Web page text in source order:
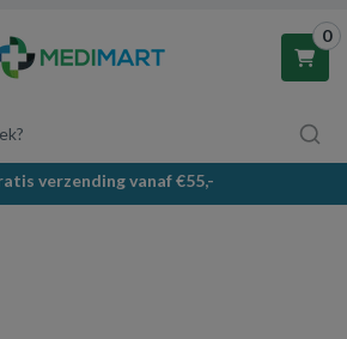
0
verzending vanaf €55,-